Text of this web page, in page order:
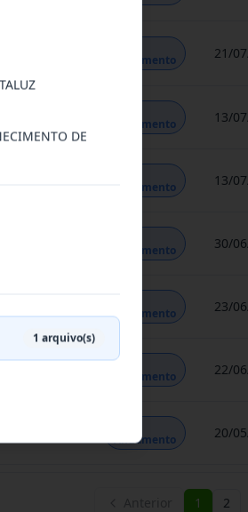
Andamento
21/
Andamento
13/
Andamento
13/
Andamento
30/
Andamento
23/
Em
Andamento
22/
Andamento
20/
1 2
DE
1 arquivo(s)